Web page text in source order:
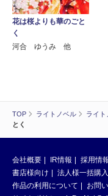
TOP ライトノベル ライト
とく
花は桜よりも華のごと
く
河合 ゆうみ 他
会社概要 IR情報 採用情
書店様向け
法人様一括購入
作品の利用について
お問